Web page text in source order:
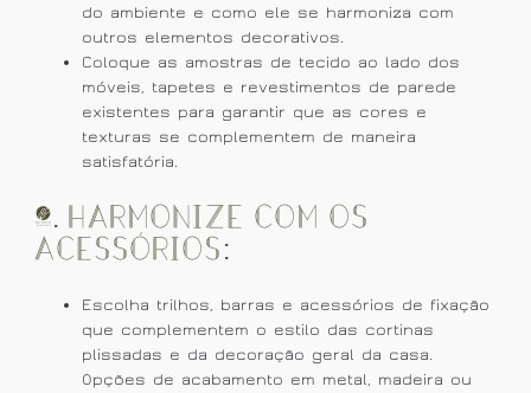
do ambiente e como ele se harmoniza com
outros elementos decorativos.
Coloque as amostras de tecido ao lado dos
móveis, tapetes e revestimentos de parede
existentes para garantir que as cores e
texturas se complementem de maneira
satisfatória.
6. Harmonize com os
Acessórios:
Escolha trilhos, barras e acessórios de fixação
que complementem o estilo das cortinas
plissadas e da decoração geral da casa.
Opções de acabamento em metal, madeira ou